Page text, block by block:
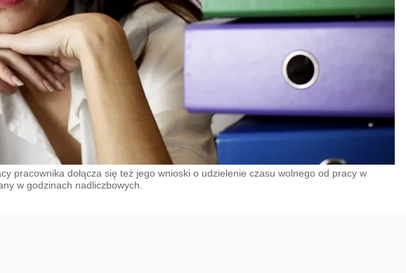
pracownika dołącza się też jego wnioski o udzielenie czasu wolnego od pracy w
w godzinach nadliczbowych.